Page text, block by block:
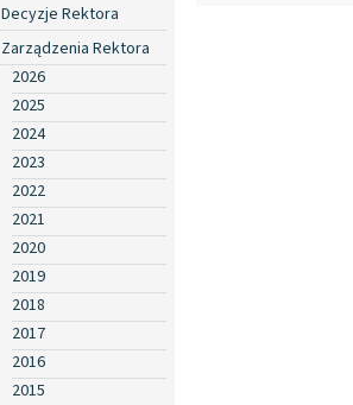
Decyzje Rektora
Zarządzenia Rektora
2026
2025
2024
2023
2022
2021
2020
2019
2018
2017
2016
2015